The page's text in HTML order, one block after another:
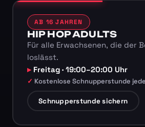
AB 16 JAHREN
HIP HOP ADULTS
Für alle Erwachsenen, die der
loslässt.
Freitag · 19:00–20:00 Uhr
Kostenlose Schnupperstunde
Schnupperstunde sichern